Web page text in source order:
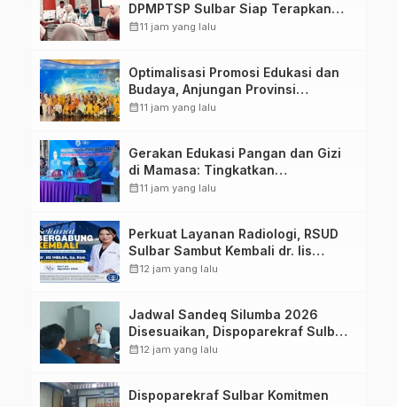
DPMPTSP Sulbar Siap Terapkan
Aplikasi FLEKSI ASN
calendar_month11 jam yang lalu
Optimalisasi Promosi Edukasi dan
Budaya, Anjungan Provinsi
Sulawesi Barat Perkuat Kolaborasi
calendar_month11 jam yang lalu
Gerakan Edukasi Pangan dan Gizi
di Mamasa: Tingkatkan
Pengetahuan dan Keterampilan
calendar_month11 jam yang lalu
Perkuat Layanan Radiologi, RSUD
Sulbar Sambut Kembali dr. Iis
Imelda, Sp.Rad
calendar_month12 jam yang lalu
Jadwal Sandeq Silumba 2026
Disesuaikan, Dispoparekraf Sulbar
Pastikan Persiapan Tetap
calendar_month12 jam yang lalu
Dispoparekraf Sulbar Komitmen